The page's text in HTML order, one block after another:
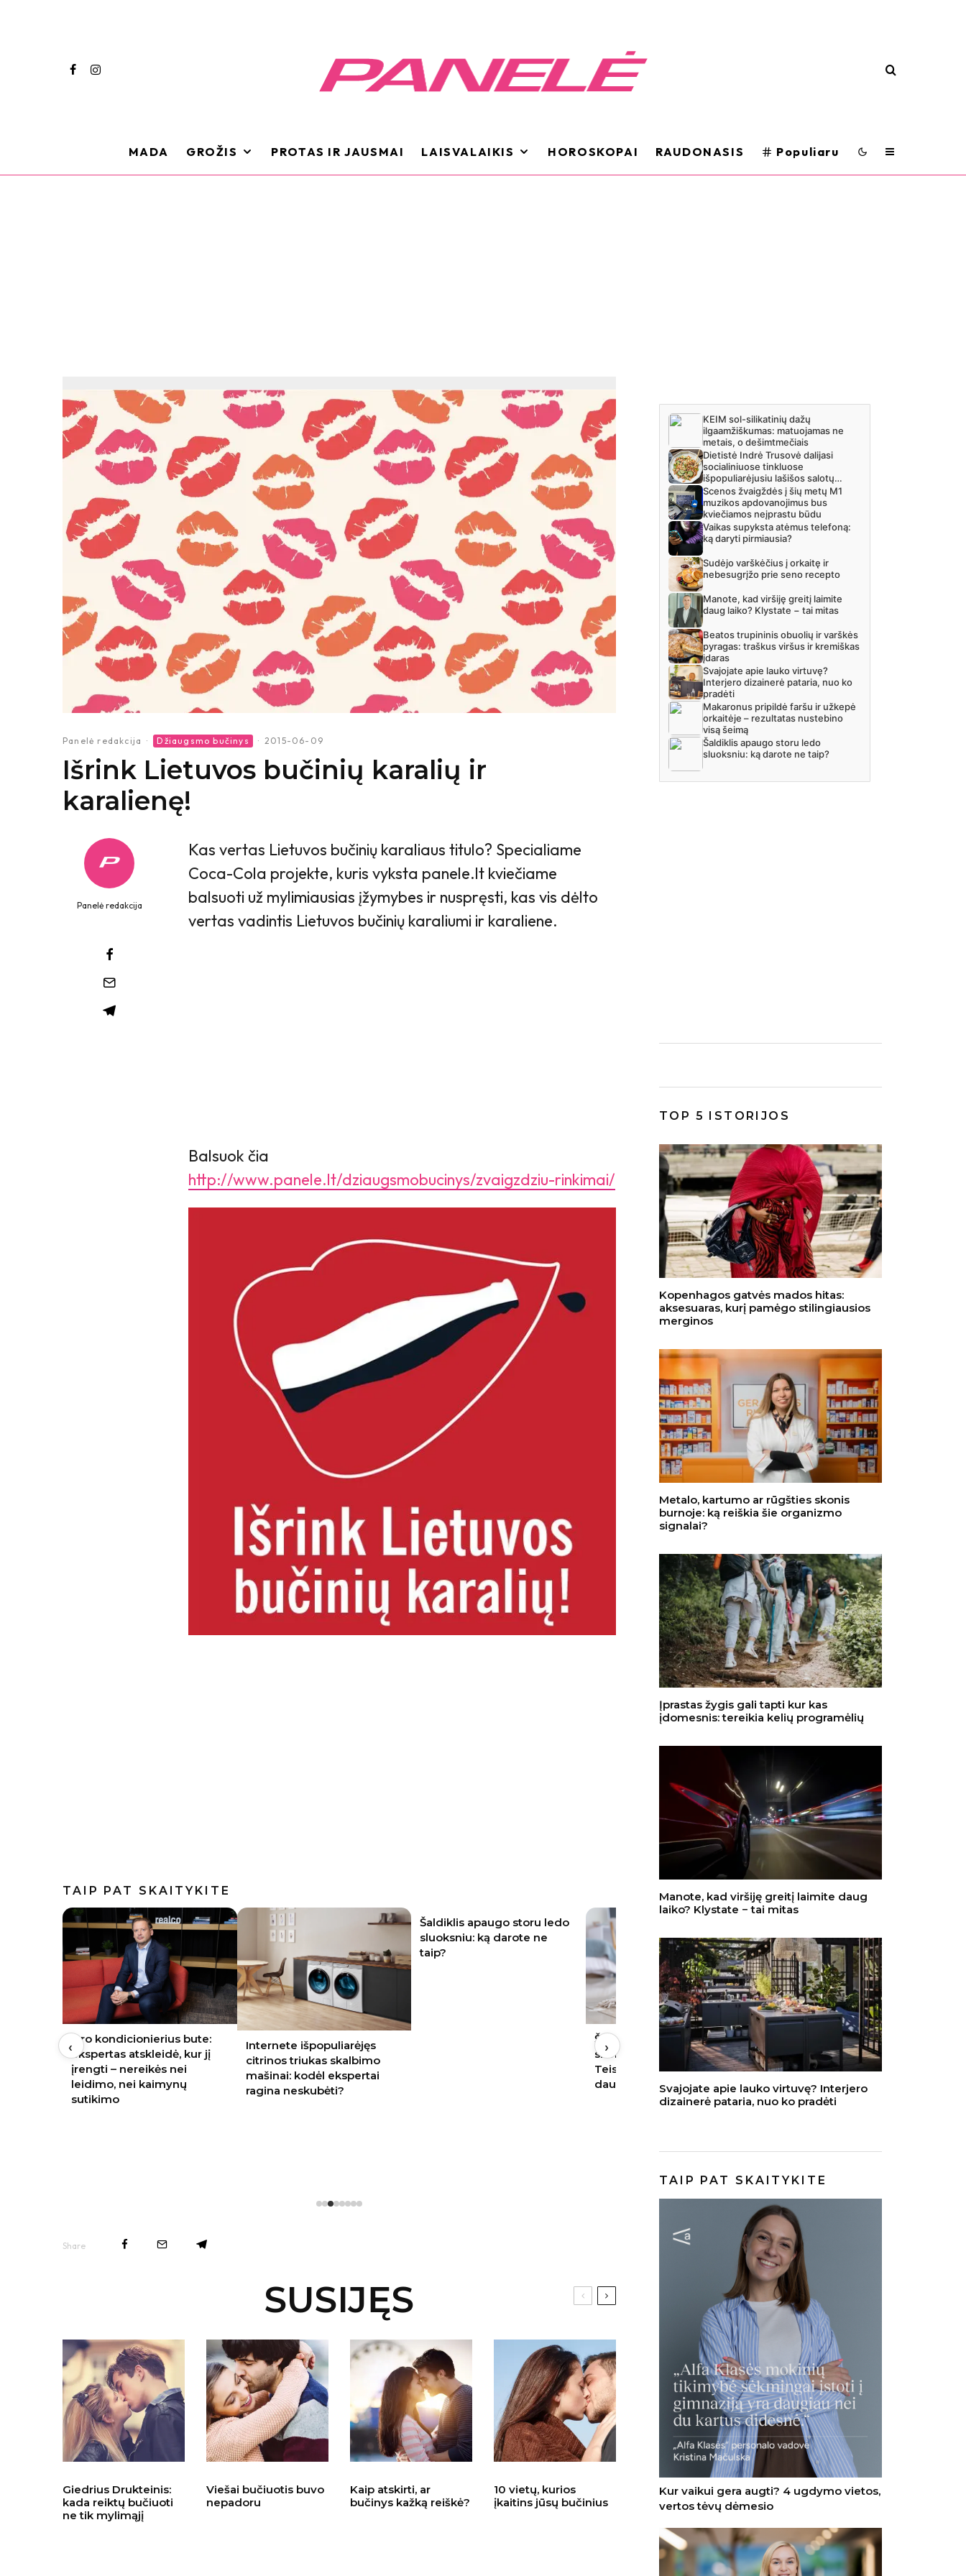
MADA GROŽIS PROTAS IR JAUSMAI LAISVALAIKIS HOROSKOPAI RAUDONASIS Populiaru
Panelė redakcija · Džiaugsmo bučinys · 2015-06-09
Išrink Lietuvos bučinių karalių ir
karalienę!
Panelė redakcija
Kas vertas Lietuvos bučinių karaliaus titulo? Specialiame
Coca-Cola projekte, kuris vyksta panele.lt kviečiame
balsuoti už mylimiausias įžymybes ir nuspręsti, kas vis dėlto
vertas vadintis Lietuvos bučinių karaliumi ir karaliene.
Balsuok čia
http://www.panele.lt/dziaugsmobucinys/zvaigzdziu-rinkimai/
TAIP PAT SKAITYKITE
Oro kondicionierius bute:
ekspertas atskleidė, kur jį
įrengti – nereikės nei
leidimo, nei kaimynų
sutikimo
Internete išpopuliarėjęs
citrinos triukas skalbimo
mašinai: kodėl ekspertai
ragina neskubėti?
Šaldiklis apaugo storu ledo
sluoksniu: ką darote ne
taip?
Šluostote dulkes prieš
siurbdami ar po to?
Teisinga tvarka sutaupo
daug darbo
trenkia kanalizacija?
Problema gali slypėti
žarnoje
‹ ›
Share
SUSIJĘS
Giedrius Drukteinis:
kada reiktų bučiuoti
ne tik mylimąjį
Viešai bučiuotis buvo
nepadoru
Kaip atskirti, ar
bučinys kažką reiškė?
10 vietų, kurios
įkaitins jūsų bučinius
TOP 5 ISTORIJOS
Kopenhagos gatvės mados hitas:
aksesuaras, kurį pamėgo stilingiausios
merginos
Metalo, kartumo ar rūgšties skonis
burnoje: ką reiškia šie organizmo
signalai?
Įprastas žygis gali tapti kur kas
įdomesnis: tereikia kelių programėlių
Manote, kad viršiję greitį laimite daug
laiko? Klystate − tai mitas
Svajojate apie lauko virtuvę? Interjero
dizainerė pataria, nuo ko pradėti
TAIP PAT SKAITYKITE
Kur vaikui gera augti? 4 ugdymo vietos,
vertos tėvų dėmesio